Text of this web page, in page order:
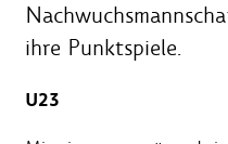
ihre Punktspiele.
U23